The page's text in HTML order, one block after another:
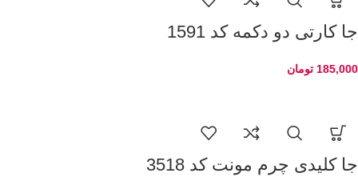
جا کارتی دو دکمه کد 1591
185,000 تومان
جا کلیدی چرم مونت کد 3518